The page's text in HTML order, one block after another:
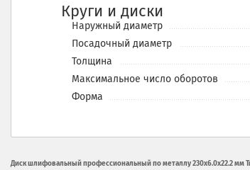
Круги и диски
Наружный диаметр
Посадочный диаметр
Толщина
Максимальное число оборотов
Форма
Диск шлифовальный профессиональный по металлу 230х6.0х22.2 мм